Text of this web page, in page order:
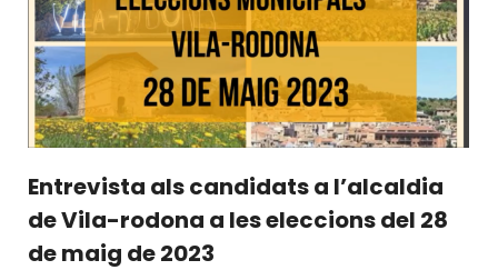
Entrevista als candidats a l’alcaldia
de Vila-rodona a les eleccions del 28
de maig de 2023